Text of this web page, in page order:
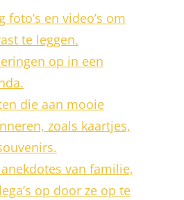
foto’s en video’s om
te leggen.
op in een
die aan mooie
zoals kaartjes,
van familie,
op door ze op te